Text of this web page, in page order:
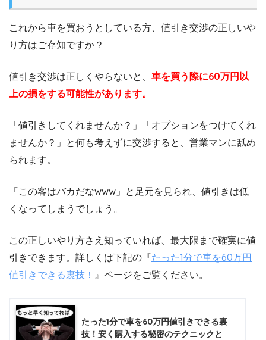
これから車を買おうとしている方、値引き交渉の正しいや
り方はご存知ですか？
値引き交渉は正しくやらないと、 車を買う際に60万円以
上の損をする可能性があります。
「値引きしてくれませんか？」「オプションをつけてくれ
ませんか？」と何も考えずに交渉すると、営業マンに舐め
られます。
「この客はバカだなwww」と足元を見られ、値引きは低
くなってしまうでしょう。
この正しいやり方さえ知っていれば、最大限まで確実に値
引きできます。詳しくは下記の『たった1分で車を60万円
値引きできる裏技！ 』ページをご覧ください。
たった1分で車を60万円値引きできる裏
技！安く購入する秘密のテクニックと